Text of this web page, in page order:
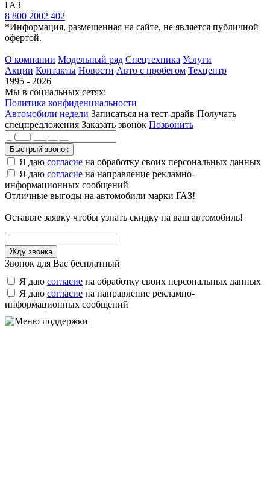
ГАЗ
8 800 2002 402
*Информация, размещенная на сайте, не является публичной
офертой.
О компании Модельный ряд Спецтехника Услуги
Акции Контакты Новости Авто с пробегом Техцентр
1995 - 2026
Мы в социальных сетях:
Политика конфиденциальности
Автомобили недели Записаться на тест-драйв Получать
спецпредложения Заказать звонок Позвонить
Быстрый звонок
Я даю согласие на обработку своих персональных данных
Я даю согласие на направление рекламно-
информационных сообщений
Отличные выгоды на автомобили марки ГАЗ!
Оставьте заявку чтобы узнать скидку на ваш автомобиль!
Звонок для Вас бесплатный
Я даю согласие на обработку своих персональных данных
Я даю согласие на направление рекламно-
информационных сообщений